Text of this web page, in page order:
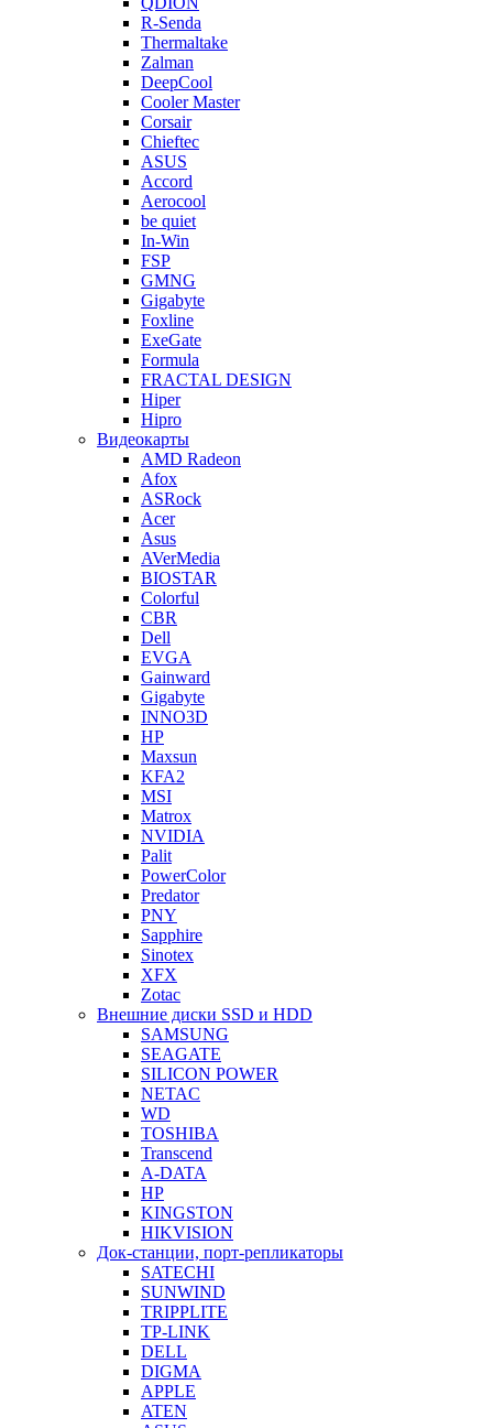
R-Senda
Thermaltake
Zalman
DeepCool
Cooler Master
Corsair
Chieftec
ASUS
Accord
Aerocool
be quiet
In-Win
FSP
GMNG
Gigabyte
Foxline
ExeGate
Formula
FRACTAL DESIGN
Hiper
Hipro
Видеокарты
AMD Radeon
Afox
ASRock
Acer
Asus
AVerMedia
BIOSTAR
Colorful
CBR
Dell
EVGA
Gainward
Gigabyte
INNO3D
HP
Maxsun
KFA2
MSI
Matrox
NVIDIA
Palit
PowerColor
Predator
PNY
Sapphire
Sinotex
XFX
Zotac
Внешние диски SSD и HDD
SAMSUNG
SEAGATE
SILICON POWER
NETAC
WD
TOSHIBA
Transcend
A-DATA
HP
KINGSTON
HIKVISION
Док-станции, порт-репликаторы
SATECHI
SUNWIND
TRIPPLITE
TP-LINK
DELL
DIGMA
APPLE
ATEN